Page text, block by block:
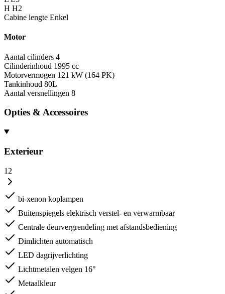
H H2
Cabine lengte Enkel
Motor
Aantal cilinders 4
Cilinderinhoud 1995 cc
Motorvermogen 121 kW (164 PK)
Tankinhoud 80L
Aantal versnellingen 8
Opties & Accessoires
Exterieur
12
bi-xenon koplampen
Buitenspiegels elektrisch verstel- en verwarmbaar
Centrale deurvergrendeling met afstandsbediening
Dimlichten automatisch
LED dagrijverlichting
Lichtmetalen velgen 16"
Metaalkleur